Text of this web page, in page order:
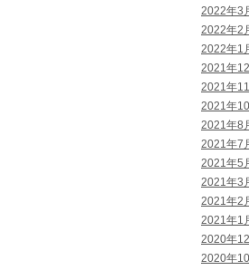
2022年3
2022年2
2022年1
2021年
2021年
2021年
2021年8
2021年7
2021年5
2021年3
2021年2
2021年1
2020年
2020年